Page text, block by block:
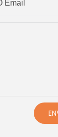
Email